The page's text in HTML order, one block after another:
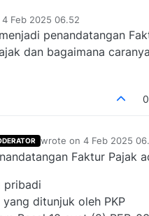
4 Feb 2025 06.52
by
penandatangan
dan bagaimana
0
wrote on 4 Feb 2025
last edited by
Faktur Pajak
pribadi
ditunjuk oleh PKP